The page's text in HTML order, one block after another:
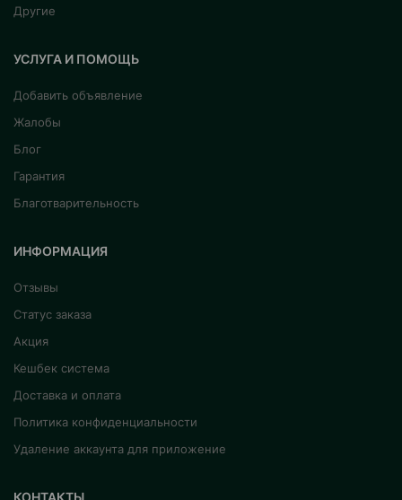
Другие
УСЛУГА И ПОМОЩЬ
Добавить объявление
Жалобы
Блог
Гарантия
Благотварительность
ИНФОРМАЦИЯ
Отзывы
Статус заказа
Акция
Кешбек система
Доставка и оплата
Политика конфиденциальности
Удаление аккаунта для приложение
КОНТАКТЫ